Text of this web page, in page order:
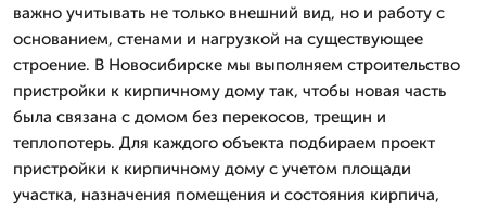
важно учитывать не только внешний вид, но и работу с
основанием, стенами и нагрузкой на существующее
строение. В Новосибирске мы выполняем строительство
пристройки к кирпичному дому так, чтобы новая часть
была связана с домом без перекосов, трещин и
теплопотерь. Для каждого объекта подбираем проект
пристройки к кирпичному дому с учетом площади
участка, назначения помещения и состояния кирпича,